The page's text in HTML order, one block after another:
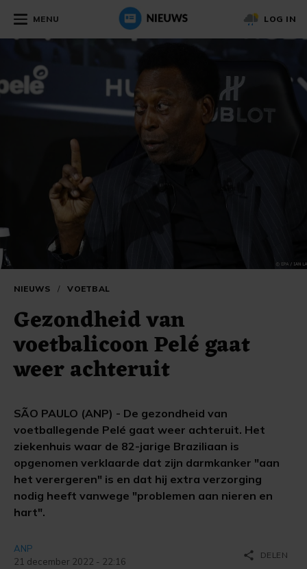
MENU LOG IN
NIEUWS / VOETBAL
Gezondheid van
voetbalicoon Pelé gaat
weer achteruit
SÃO PAULO (ANP) - De gezondheid van
voetballegende Pelé gaat weer achteruit. Het
ziekenhuis waar de 82-jarige Braziliaan is
opgenomen verklaarde dat zijn darmkanker "aan
het verergeren" is en dat hij extra verzorging
nodig heeft vanwege "problemen aan nieren en
hart".
ANP
21 december 2022 - 22:16
share DELEN